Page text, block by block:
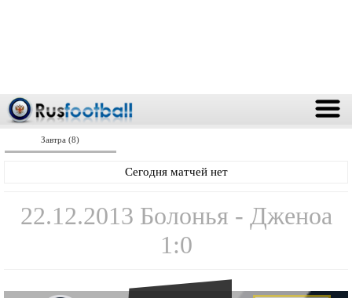
Завтра (8)
Сегодня матчей нет
22.12.2013 Болонья - Дженоа
1:0